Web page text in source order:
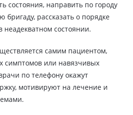
состояния, направить по городу
бригаду, рассказать о порядке
состоянии.
самим пациентом,
симптомов или навязчивых
по телефону окажут
мотивируют на лечение и